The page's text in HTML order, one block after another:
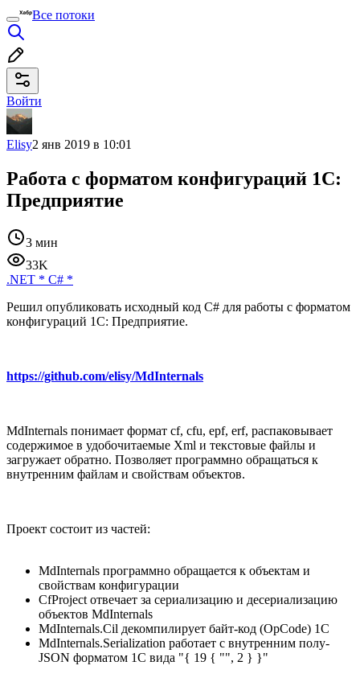
Все потоки
Войти
Elisy2 янв 2019 в 10:01
Работа с форматом конфигураций 1С:
Предприятие
3 мин
33K
.NET * C# *
Решил опубликовать исходный код C# для работы с форматом
конфигураций 1С: Предприятие.
https://github.com/elisy/MdInternals
MdInternals понимает формат cf, cfu, epf, erf, распаковывает
содержимое в удобочитаемые Xml и текстовые файлы и
загружает обратно. Позволяет программно обращаться к
внутренним файлам и свойствам объектов.
Проект состоит из частей:
MdInternals программно обращается к объектам и
свойствам конфигурации
CfProject отвечает за сериализацию и десериализацию
объектов MdInternals
MdInternals.Cil декомпилирует байт-код (OpCode) 1С
MdInternals.Serialization работает с внутренним полу-
JSON форматом 1С вида "{ 19 { "", 2 } }"